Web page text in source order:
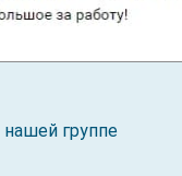
нашей группе